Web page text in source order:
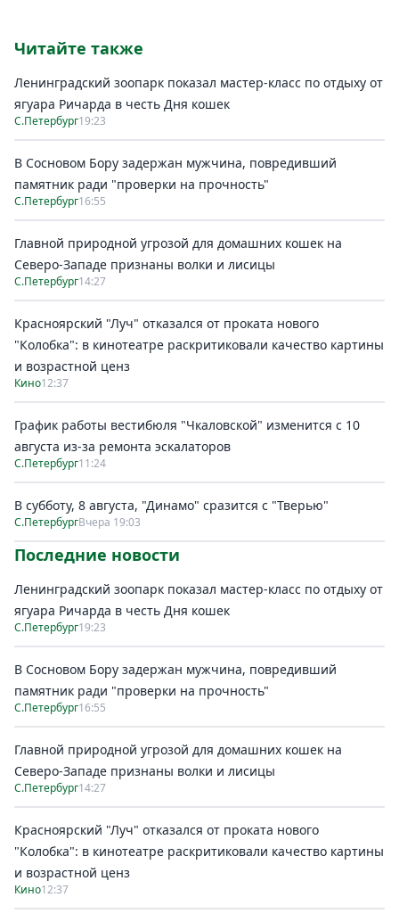
Читайте также
Ленинградский зоопарк показал мастер-класс по отдыху от
ягуара Ричарда в честь Дня кошек
С.Петербург19:23
В Сосновом Бору задержан мужчина, повредивший
памятник ради "проверки на прочность"
С.Петербург16:55
Главной природной угрозой для домашних кошек на
Северо-Западе признаны волки и лисицы
С.Петербург14:27
Красноярский "Луч" отказался от проката нового
"Колобка": в кинотеатре раскритиковали качество картины
и возрастной ценз
Кино12:37
График работы вестибюля "Чкаловской" изменится с 10
августа из-за ремонта эскалаторов
С.Петербург11:24
В субботу, 8 августа, "Динамо" сразится с "Тверью"
С.ПетербургВчера 19:03
Последние новости
Ленинградский зоопарк показал мастер-класс по отдыху от
ягуара Ричарда в честь Дня кошек
С.Петербург19:23
В Сосновом Бору задержан мужчина, повредивший
памятник ради "проверки на прочность"
С.Петербург16:55
Главной природной угрозой для домашних кошек на
Северо-Западе признаны волки и лисицы
С.Петербург14:27
Красноярский "Луч" отказался от проката нового
"Колобка": в кинотеатре раскритиковали качество картины
и возрастной ценз
Кино12:37